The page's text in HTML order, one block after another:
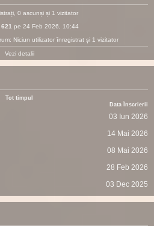
0 ascunși și 1 vizitator
621 pe 24 Feb 2026, 10:44
Niciun utilizator înregistrat și 1 vizitator
Vezi detalii
Tot timpul
Data Înscrierii
03 Iun 2026
14 Mai 2026
08 Mai 2026
28 Feb 2026
03 Dec 2025